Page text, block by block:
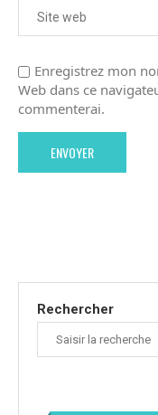
Enregistrez mon
Web dans ce
commenterai.
Rechercher